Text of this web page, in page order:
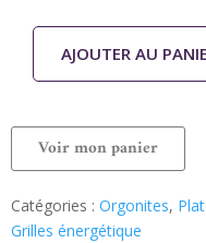
AJOUTER AU
Voir mon panier
Catégories : Orgonites,
Grilles énergétique